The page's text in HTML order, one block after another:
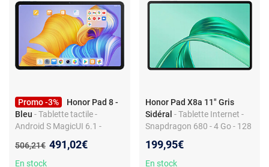
Promo -3%
Honor Pad 8 -
Bleu - Tablette tactile -
Android S MagicUI 6.1 -
Bluetooth 5.1
Ancien prix :
506,21€ Nouveau prix :
491,02€
En stock
Honor Pad X8a 11" Gris
Sidéral - Tablette Internet -
Snapdragon 680 - 4 Go - 128
5/Bluetooth 5.1 - Webcam -
8300 mAh - Android 14
199,95€
En stock